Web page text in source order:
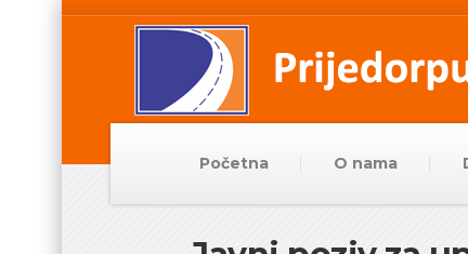
Početna O nama